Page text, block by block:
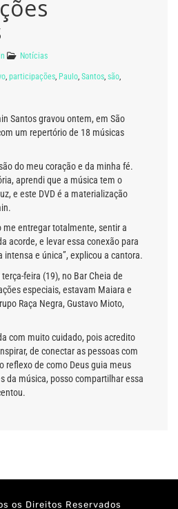
Notícias
participações Paulo Santos são
Santos gravou ontem, em São
um repertório de 18 músicas
do meu coração e da minha fé.
aprendi que a música tem o
e este DVD é a materialização
me entregar totalmente, sentir a
acorde, e levar essa conexão para
e única”, explicou a cantora.
feira (19), no Bar Cheia de
especiais, estavam Maiara e
Raça Negra, Gustavo Mioto,
com muito cuidado, pois acredito
de conectar as pessoas com
reflexo de como Deus guia meus
da música, posso compartilhar essa
os Direitos Reservados